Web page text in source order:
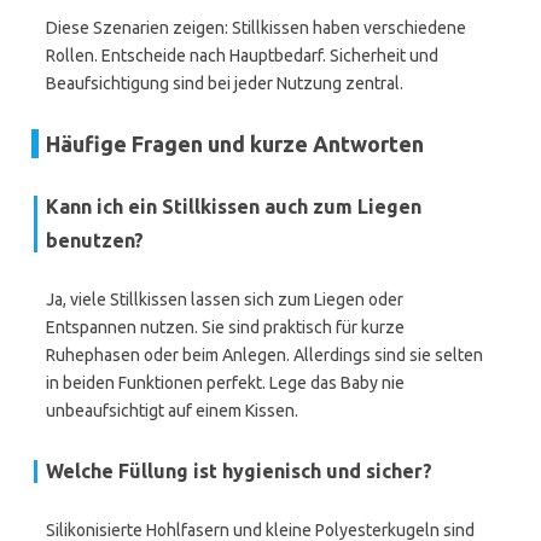
Diese Szenarien zeigen: Stillkissen haben verschiedene
Rollen. Entscheide nach Hauptbedarf. Sicherheit und
Beaufsichtigung sind bei jeder Nutzung zentral.
Häufige Fragen und kurze Antworten
Kann ich ein Stillkissen auch zum Liegen
benutzen?
Ja, viele Stillkissen lassen sich zum Liegen oder
Entspannen nutzen. Sie sind praktisch für kurze
Ruhephasen oder beim Anlegen. Allerdings sind sie selten
in beiden Funktionen perfekt. Lege das Baby nie
unbeaufsichtigt auf einem Kissen.
Welche Füllung ist hygienisch und sicher?
Silikonisierte Hohlfasern und kleine Polyesterkugeln sind